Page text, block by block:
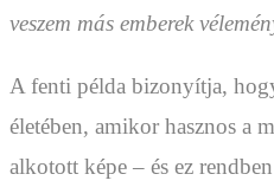
veszem más emberek
A fenti példa bizonyítja,
életében, amikor hasznos a
alkotott képe – és ez